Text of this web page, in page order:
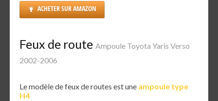
ACHETER SUR AMAZON
Feux de route Ampoule Toyota Yaris Verso
2002-2006
Le modèle de feux de routes est une ampoule type
H4